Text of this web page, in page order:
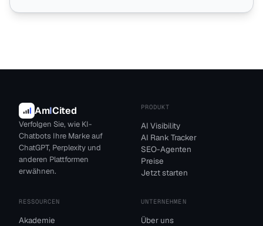
AmICited
Verfolgen Sie, wie KI-
Chatbots Ihre Marke auf
ChatGPT, Perplexity und
anderen Plattformen
erwähnen.
PRODUKT
AI Visibility
AI Rank Tracker
SEO-Agenten
Preise
Jetzt starten
RESSOURCEN
Akademie
UNTERNEHMEN
Über uns